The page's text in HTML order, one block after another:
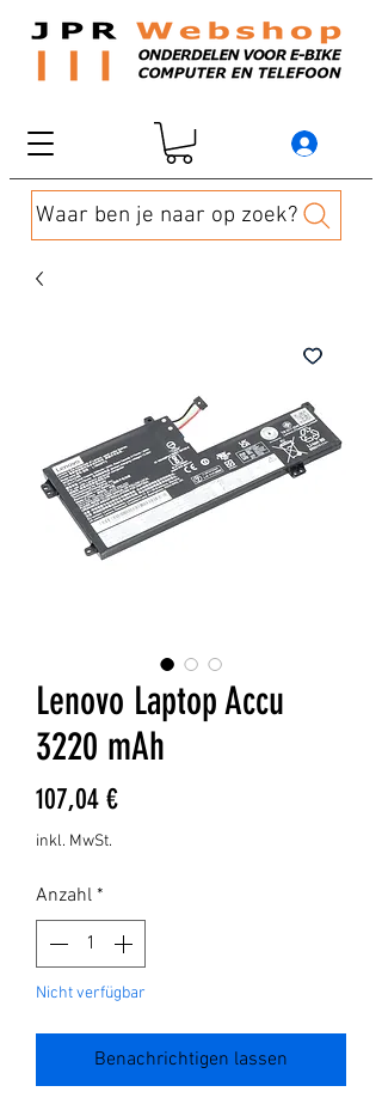
Waar ben je naar op zoek?
Lenovo Laptop Accu
3220 mAh
107,04 €Preis
inkl. MwSt.
Anzahl *
Nicht verfügbar
Benachrichtigen lassen